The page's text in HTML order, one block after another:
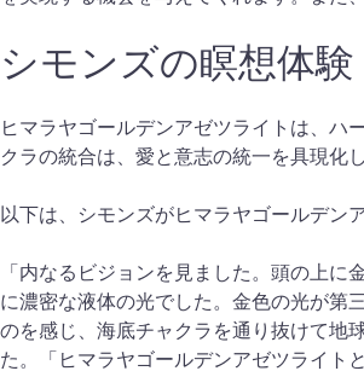
シモンズの瞑想体験
ヒマラヤゴールデンアゼツライトは、ハ
クラの統合は、愛と意志の統一を具現化
以下は、シモンズがヒマラヤゴールデン
「内なるビジョンを見ました。頭の上
に濃密な液体の光でした。金色の光が第
のを感じ、海底チャクラを通り抜けて地
た。「ヒマラヤゴールデンアゼツライト